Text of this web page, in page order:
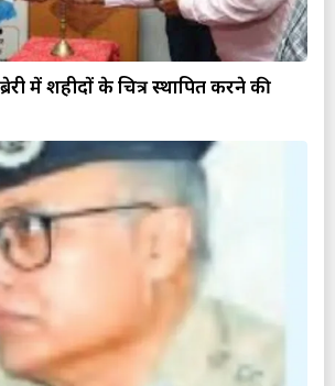
में शहीदों के चित्र स्थापित करने की